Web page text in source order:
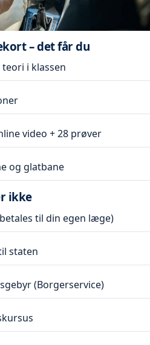
– det får du
i klassen
video + 28 prøver
og glatbane
ikke
til din egen læge)
staten
(Borgerservice)